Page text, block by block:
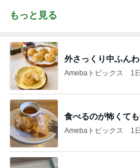
もっと見る
外さっくり中ふん
Amebaトピックス 1
食べるのが怖くて
Amebaトピックス 1